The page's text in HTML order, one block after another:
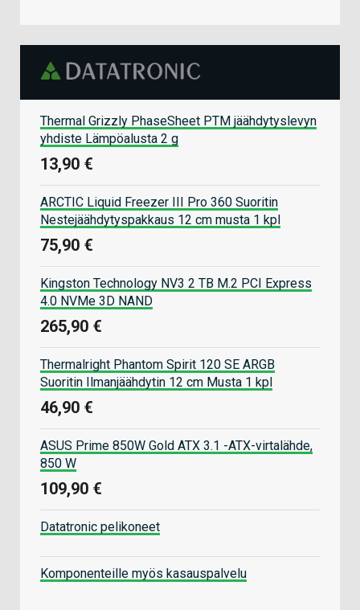
Thermal Grizzly PhaseSheet PTM jäähdytyslevyn
yhdiste Lämpöalusta 2 g
13,90 €
ARCTIC Liquid Freezer III Pro 360 Suoritin
Nestejäähdytyspakkaus 12 cm musta 1 kpl
75,90 €
Kingston Technology NV3 2 TB M.2 PCI Express
4.0 NVMe 3D NAND
265,90 €
Thermalright Phantom Spirit 120 SE ARGB
Suoritin Ilmanjäähdytin 12 cm Musta 1 kpl
46,90 €
ASUS Prime 850W Gold ATX 3.1 -ATX-virtalähde,
850 W
109,90 €
Datatronic pelikoneet
Komponenteille myös kasauspalvelu